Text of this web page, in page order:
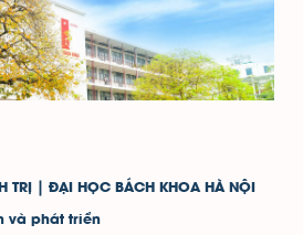
TRỊ | ĐẠI HỌC BÁCH KHOA HÀ NỘI
và phát triển